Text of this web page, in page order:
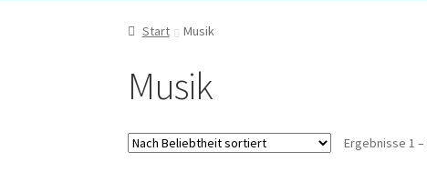
Start Musik
Musik
Ergebnisse 1